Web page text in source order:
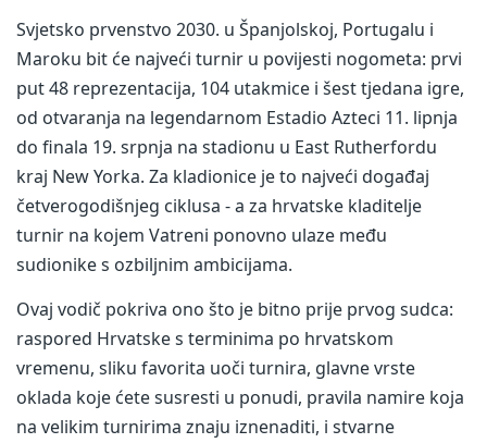
Svjetsko prvenstvo 2030. u Španjolskoj, Portugalu i
Maroku bit će najveći turnir u povijesti nogometa: prvi
put 48 reprezentacija, 104 utakmice i šest tjedana igre,
od otvaranja na legendarnom Estadio Azteci 11. lipnja
do finala 19. srpnja na stadionu u East Rutherfordu
kraj New Yorka. Za kladionice je to najveći događaj
četverogodišnjeg ciklusa - a za hrvatske kladitelje
turnir na kojem Vatreni ponovno ulaze među
sudionike s ozbiljnim ambicijama.
Ovaj vodič pokriva ono što je bitno prije prvog sudca:
raspored Hrvatske s terminima po hrvatskom
vremenu, sliku favorita uoči turnira, glavne vrste
oklada koje ćete susresti u ponudi, pravila namire koja
na velikim turnirima znaju iznenaditi, i stvarne